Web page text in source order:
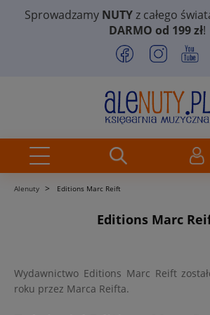
Sprowadzamy NUTYz całego
DARMO od 199 zł!
Alenuty > Editions Marc Reift
Editions Marc
Wydawnictwo Editions Marc Reift
roku przez Marca Reifta.